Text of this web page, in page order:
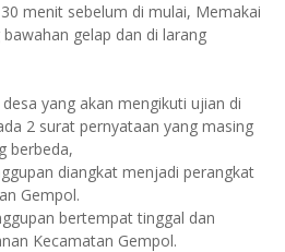
menit sebelum di mulai, Memakai
gelap dan di larang
yang akan mengikuti ujian di
2 surat pernyataan yang masing
berbeda,
diangkat menjadi perangkat
Gempol.
bertempat tinggal dan
Kecamatan Gempol.